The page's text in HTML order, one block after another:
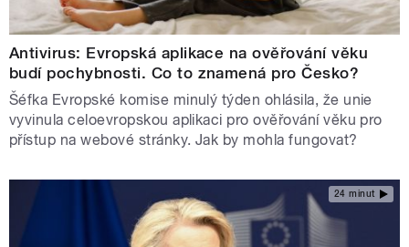
Antivirus: Evropská aplikace na ověřování věku
budí pochybnosti. Co to znamená pro Česko?
Šéfka Evropské komise minulý týden ohlásila, že unie
vyvinula celoevropskou aplikaci pro ověřování věku pro
přístup na webové stránky. Jak by mohla fungovat?
24 minut